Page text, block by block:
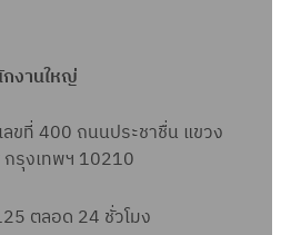
งานใหญ่
ขที่ 400 ถนนประชาชื่น แขวง
รุงเทพฯ 10210
ตลอด 24 ชั่วโมง